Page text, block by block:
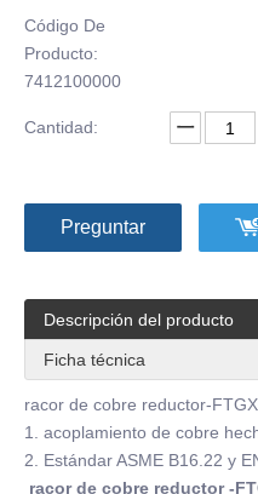
Código De
Producto:
7412100000
Cantidad:
Preguntar
Descripción del producto
Ficha técnica
racor de cobre reductor-
1. acoplamiento de cobre
2. Estándar ASME B16.22 y
racor de cobre reductor -